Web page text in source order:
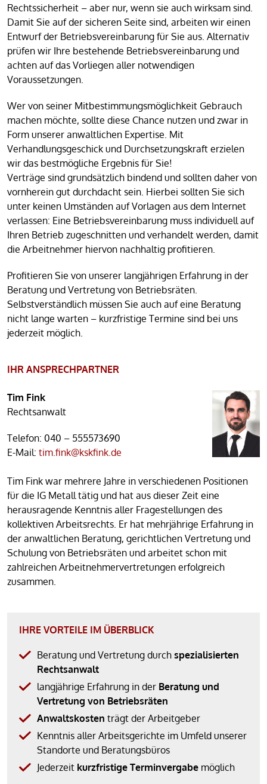
Rechtssicherheit – aber nur, wenn sie auch wirksam sind.
Damit Sie auf der sicheren Seite sind, arbeiten wir einen
Entwurf der Betriebsvereinbarung für Sie aus. Alternativ
prüfen wir Ihre bestehende Betriebsvereinbarung und
achten auf das Vorliegen aller notwendigen
Voraussetzungen.
Wer von seiner Mitbestimmungsmöglichkeit Gebrauch
machen möchte, sollte diese Chance nutzen und zwar in
Form unserer anwaltlichen Expertise. Mit
Verhandlungsgeschick und Durchsetzungskraft erzielen
wir das bestmögliche Ergebnis für Sie!
Verträge sind grundsätzlich bindend und sollten daher von
vornherein gut durchdacht sein. Hierbei sollten Sie sich
unter keinen Umständen auf Vorlagen aus dem Internet
verlassen: Eine Betriebsvereinbarung muss individuell auf
Ihren Betrieb zugeschnitten und verhandelt werden, damit
die Arbeitnehmer hiervon nachhaltig profitieren.
Profitieren Sie von unserer langjährigen Erfahrung in der
Beratung und Vertretung von Betriebsräten.
Selbstverständlich müssen Sie auch auf eine Beratung
nicht lange warten – kurzfristige Termine sind bei uns
jederzeit möglich.
IHR ANSPRECHPARTNER
Tim Fink
Rechtsanwalt
Telefon: 040 – 555573690
E-Mail: tim.fink@kskfink.de
Tim Fink war mehrere Jahre in verschiedenen Positionen
für die IG Metall tätig und hat aus dieser Zeit eine
herausragende Kenntnis aller Fragestellungen des
kollektiven Arbeitsrechts. Er hat mehrjährige Erfahrung in
der anwaltlichen Beratung, gerichtlichen Vertretung und
Schulung von Betriebsräten und arbeitet schon mit
zahlreichen Arbeitnehmervertretungen erfolgreich
zusammen.
IHRE VORTEILE IM ÜBERBLICK
Beratung und Vertretung durch spezialisierten
Rechtsanwalt
langjährige Erfahrung in der Beratung und
Vertretung von Betriebsräten
Anwaltskosten trägt der Arbeitgeber
Kenntnis aller Arbeitsgerichte im Umfeld unserer
Standorte und Beratungsbüros
Jederzeit kurzfristige Terminvergabe möglich